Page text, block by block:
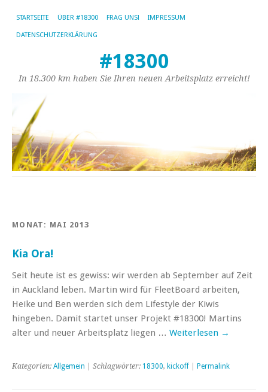
STARTSEITE ÜBER #18300 FRAG UNS! IMPRESSUM
DATENSCHUTZERKLÄRUNG
#18300
In 18.300 km haben Sie Ihren neuen Arbeitsplatz erreicht!
MONAT: MAI 2013
Kia Ora!
Seit heute ist es gewiss: wir werden ab September auf Zeit
in Auckland leben. Martin wird für FleetBoard arbeiten,
Heike und Ben werden sich dem Lifestyle der Kiwis
hingeben. Damit startet unser Projekt #18300! Martins
alter und neuer Arbeitsplatz liegen … Weiterlesen →
Kategorien: Allgemein | Schlagwörter: 18300, kickoff Permalink